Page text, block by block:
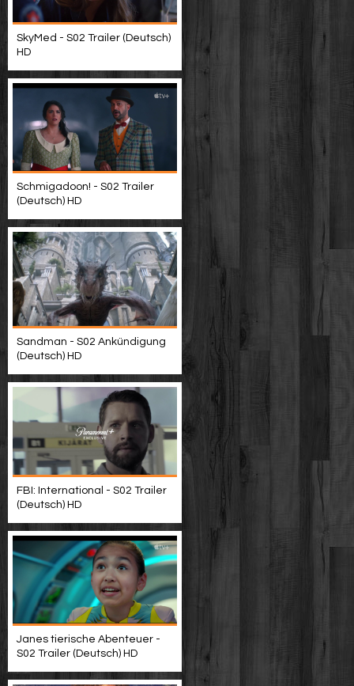
SkyMed - S02 Trailer (Deutsch)
HD
Schmigadoon! - S02 Trailer
(Deutsch) HD
Sandman - S02 Ankündigung
(Deutsch) HD
FBI: International - S02 Trailer
(Deutsch) HD
Janes tierische Abenteuer -
S02 Trailer (Deutsch) HD